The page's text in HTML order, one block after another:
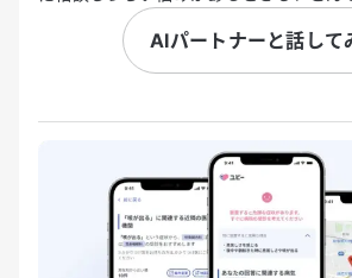
AIパートナーと話して